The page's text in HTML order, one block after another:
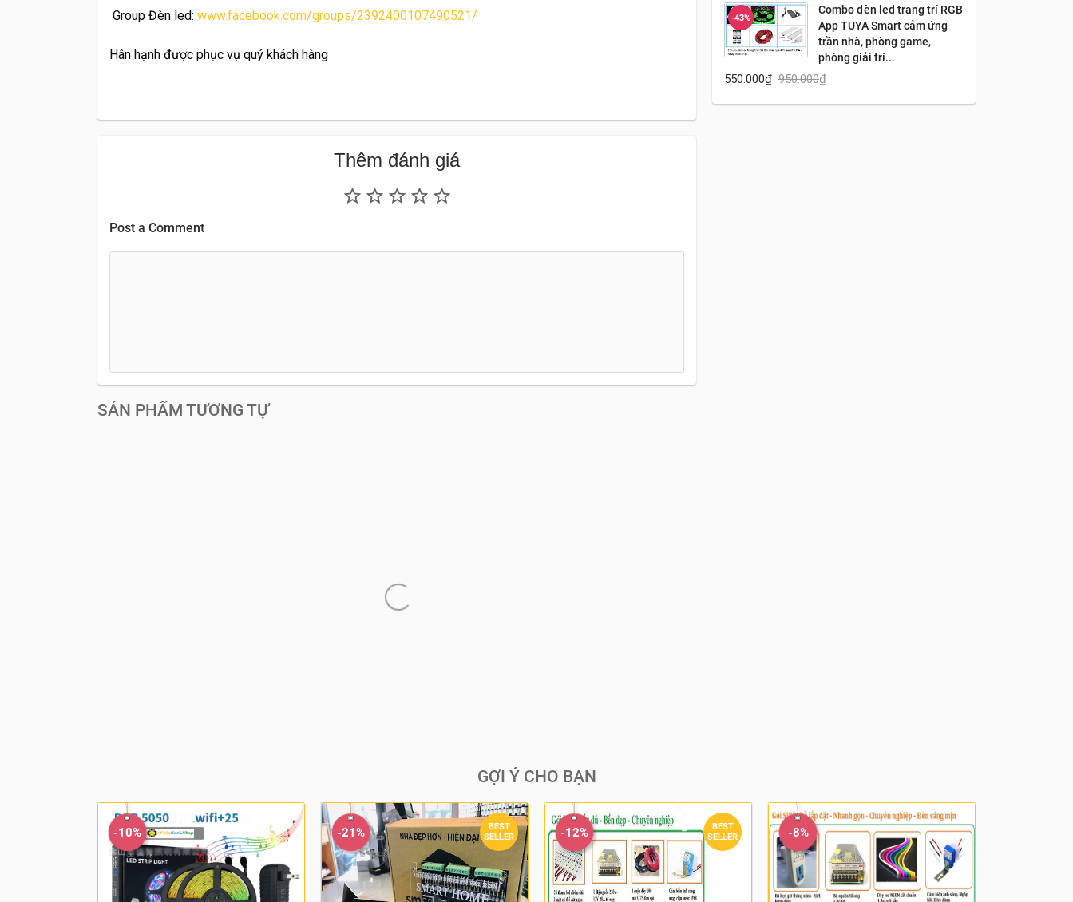
Group Đèn led: www.facebook.com/groups/2392400107490521/
Hân hạnh được phục vụ quý khách hàng
Thêm đánh giá
Post a Comment
SẢN PHẨM TƯƠNG TỰ
-43%
Combo đèn led trang trí RGB
App TUYA Smart cảm ứng
trần nhà, phòng game,
phòng giải trí...
550.000₫ 950.000₫
GỢI Ý CHO BẠN
-10%
BEST
SELLER
-21%
BEST
SELLER
-12% -8%